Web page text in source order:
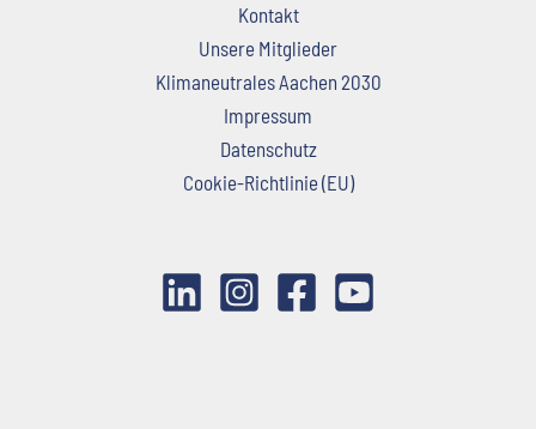
Kontakt
Unsere Mitglieder
Klimaneutrales Aachen 2030
Impressum
Datenschutz
Cookie-Richtlinie (EU)